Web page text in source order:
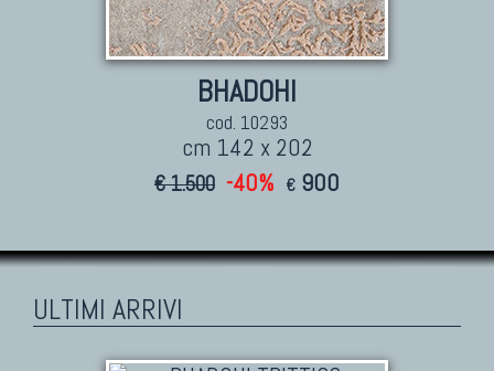
BHADOHI
cod. 10293
cm 142 x 202
€ 1.500 -40% € 900
ULTIMI ARRIVI